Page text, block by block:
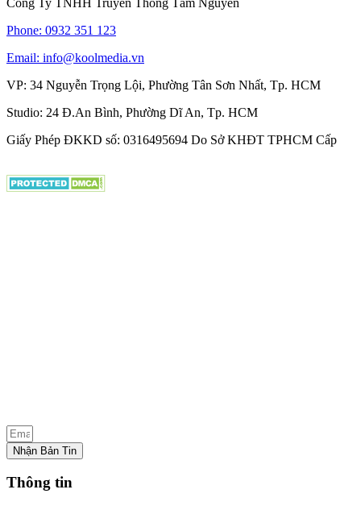
Phone: 0932 351 123
Email: info@koolmedia.vn
VP: 34 Nguyễn Trọng Lội, Phường Tân Sơn Nhất, Tp. HCM
Studio: 24 Đ.An Bình, Phường Dĩ An, Tp. HCM
Giấy Phép ĐKKD số: 0316495694 Do Sở KHĐT TPHCM Cấp
Nhận Bản Tin
Thông tin